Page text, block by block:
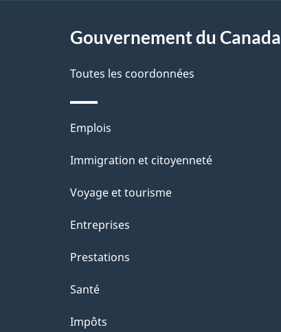
d
e
l
Gouvernement du Canada
Toutes les coordonnées
Thèmes
et
Emplois
Immigration et citoyenneté
Voyage et tourisme
Entreprises
Prestations
Santé
Impôts